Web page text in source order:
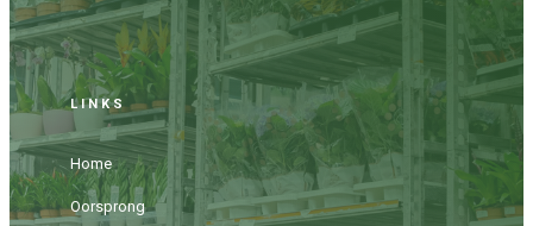
LINKS
Home
Oorsprong